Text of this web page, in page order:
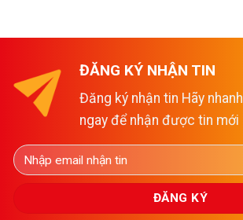
ĐĂNG KÝ NHẬN TIN
Đăng ký nhận tin Hãy
ngay để nhận được tin mới